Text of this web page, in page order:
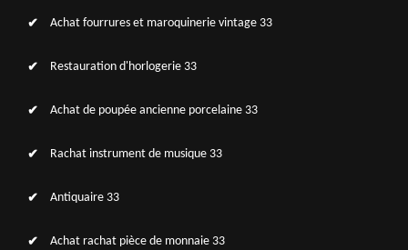
Achat fourrures et maroquinerie vintage 33
Restauration d'horlogerie 33
Achat de poupée ancienne porcelaine 33
Rachat instrument de musique 33
Antiquaire 33
Achat rachat pièce de monnaie 33